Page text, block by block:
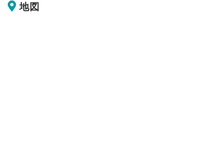
地図